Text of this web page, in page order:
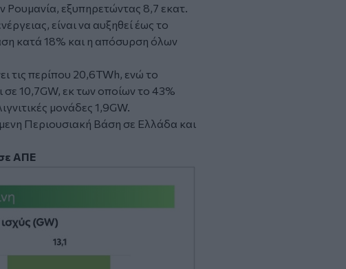
Ρουμανία, εξυπηρετώντας 8,7 εκατ.
είναι να αυξηθεί έως το
κατά 18% και η απόσυρση όλων
τις περίπου 20,6TWh, ενώ το
10,7GW, εκ των οποίων το 43%
μονάδες 1,9GW.
Περιουσιακή Βάση σε Ελλάδα και
ΑΠΕ